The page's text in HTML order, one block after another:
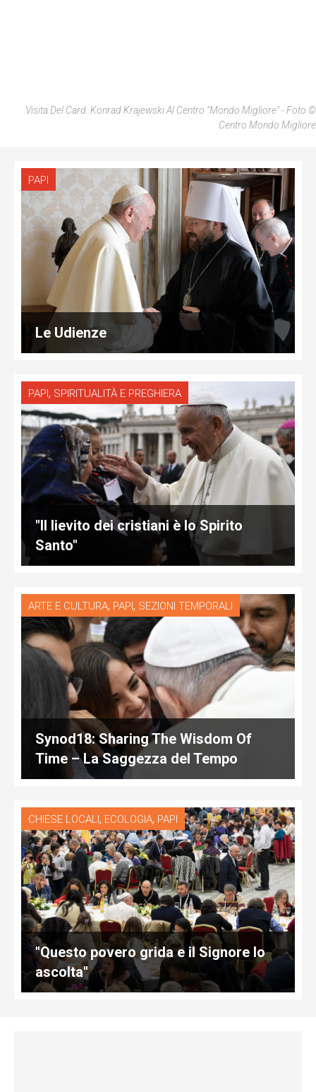
Visita Del Card. Konrad Krajewski Al Centro "Mondo Migliore" - Foto ©
Centro Mondo Migliore
PAPI
Le Udienze
PAPI, SPIRITUALITÀ E PREGHIERA
"Il lievito dei cristiani è lo Spirito
Santo"
ARTE E CULTURA, PAPI, SEZIONI TEMPORALI
Synod18: Sharing The Wisdom Of
Time – La Saggezza del Tempo
CHIESE LOCALI, ECOLOGIA, PAPI
"Questo povero grida e il Signore lo
ascolta"